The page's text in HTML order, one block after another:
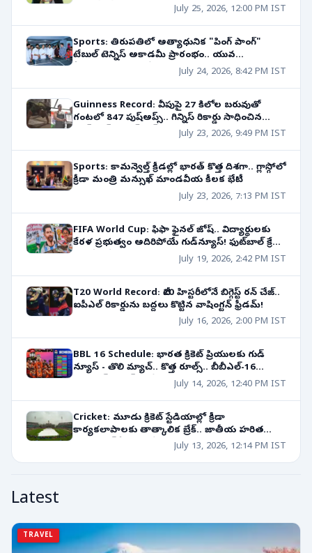
July 25, 2026, 12:00 PM IST
Sports: తిరుపతిలో అత్యాధునిక "పింగ్ పాంగ్"
టేబుల్ టెన్నిస్ అకాడమీ ప్రారంభం.. యువ
July 24, 2026, 8:42 PM IST
Guinness Record: వీపుపై 27 కిలోల బరువుతో
గంటలో 847 పుష్‌అప్స్.. గిన్నిస్ రికార్డు సాధించిన
‘పుష్-అప్ మ్యాన్ ఆఫ్ ఇండియా’!July 23, 2026, 9:49 PM IST
Sports: కామన్వెల్త్ క్రీడల్లో భారత్‌ కొత్త దిశగా.. గ్లాస్గోలో
క్రీడా మంత్రి మన్సుఖ్ మాండవీయ కీలక భేటీ!
July 23, 2026, 7:13 PM IST
FIFA World Cup: ఫిఫా ఫైనల్‌ జోష్‌.. విద్యార్థులకు
కేరళ ప్రభుత్వం అదిరిపోయే గుడ్‌న్యూస్‌! ఫుట్‌బాల్ క్రేజ్
July 19, 2026, 2:42 PM IST
T20 World Record: టీ20 హిస్టరీలోనే బిగ్గెస్ట్ రన్ చేజ్..
ఐపీఎల్ రికార్డును బద్దలు కొట్టిన వాషింగ్టన్ ఫ్రీడమ్!
July 16, 2026, 2:00 PM IST
BBL 16 Schedule: భారత క్రికెట్ ప్రియులకు గుడ్
న్యూస్ - తొలి మ్యాచ్.. కొత్త రూల్స్.. బీబీఎల్-16
July 14, 2026, 12:40 PM IST
Cricket: మూడు క్రికెట్ స్టేడియాల్లో క్రీడా
కార్యకలాపాలకు తాత్కాలిక బ్రేక్.. జాతీయ హరిత
ట్రైబ్యునల్ కీలక ఆదేశాలు!July 13, 2026, 12:14 PM IST
Latest
TRAVEL